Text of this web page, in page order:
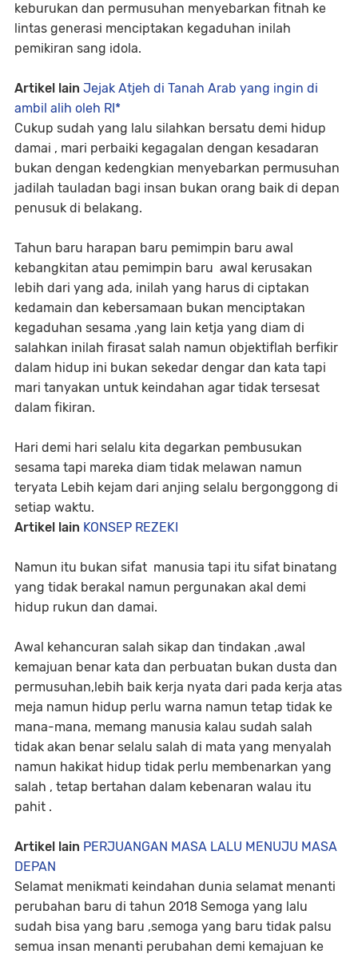
keburukan dan permusuhan menyebarkan fitnah ke
lintas generasi menciptakan kegaduhan inilah
pemikiran sang idola.
Artikel lain Jejak Atjeh di Tanah Arab yang ingin di
ambil alih oleh RI*
Cukup sudah yang lalu silahkan bersatu demi hidup
damai , mari perbaiki kegagalan dengan kesadaran
bukan dengan kedengkian menyebarkan permusuhan
jadilah tauladan bagi insan bukan orang baik di depan
penusuk di belakang.
Tahun baru harapan baru pemimpin baru awal
kebangkitan atau pemimpin baru awal kerusakan
lebih dari yang ada, inilah yang harus di ciptakan
kedamain dan kebersamaan bukan menciptakan
kegaduhan sesama ,yang lain ketja yang diam di
salahkan inilah firasat salah namun objektiflah berfikir
dalam hidup ini bukan sekedar dengar dan kata tapi
mari tanyakan untuk keindahan agar tidak tersesat
dalam fikiran.
Hari demi hari selalu kita degarkan pembusukan
sesama tapi mareka diam tidak melawan namun
teryata Lebih kejam dari anjing selalu bergonggong di
setiap waktu.
Artikel lain KONSEP REZEKI
Namun itu bukan sifat manusia tapi itu sifat binatang
yang tidak berakal namun pergunakan akal demi
hidup rukun dan damai.
Awal kehancuran salah sikap dan tindakan ,awal
kemajuan benar kata dan perbuatan bukan dusta dan
permusuhan,lebih baik kerja nyata dari pada kerja atas
meja namun hidup perlu warna namun tetap tidak ke
mana-mana, memang manusia kalau sudah salah
tidak akan benar selalu salah di mata yang menyalah
namun hakikat hidup tidak perlu membenarkan yang
salah , tetap bertahan dalam kebenaran walau itu
pahit .
Artikel lain PERJUANGAN MASA LALU MENUJU MASA
DEPAN
Selamat menikmati keindahan dunia selamat menanti
perubahan baru di tahun 2018 Semoga yang lalu
sudah bisa yang baru ,semoga yang baru tidak palsu
semua insan menanti perubahan demi kemajuan ke